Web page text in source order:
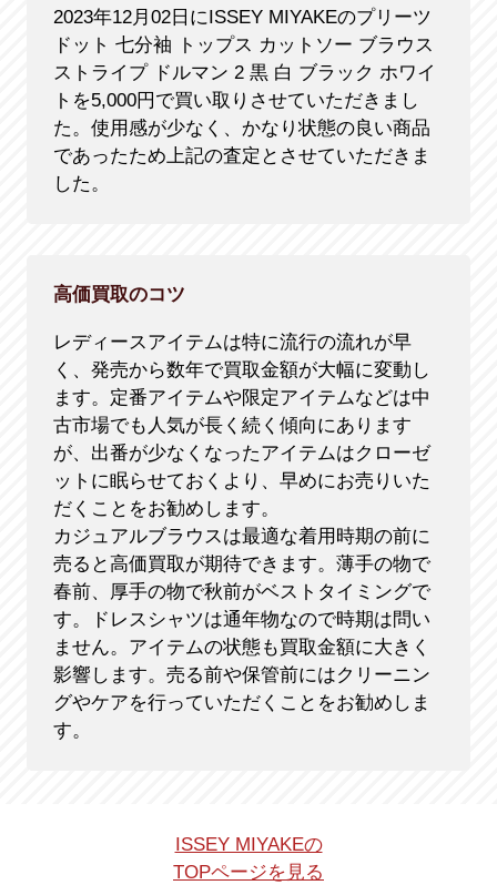
2023年12月02日にISSEY MIYAKEのプリーツ
ドット 七分袖 トップス カットソー ブラウス
ストライプ ドルマン 2 黒 白 ブラック ホワイ
トを5,000円で買い取りさせていただきまし
た。使用感が少なく、かなり状態の良い商品
であったため上記の査定とさせていただきま
した。
高価買取のコツ
レディースアイテムは特に流行の流れが早
く、発売から数年で買取金額が大幅に変動し
ます。定番アイテムや限定アイテムなどは中
古市場でも人気が長く続く傾向にあります
が、出番が少なくなったアイテムはクローゼ
ットに眠らせておくより、早めにお売りいた
だくことをお勧めします。
カジュアルブラウスは最適な着用時期の前に
売ると高価買取が期待できます。薄手の物で
春前、厚手の物で秋前がベストタイミングで
す。ドレスシャツは通年物なので時期は問い
ません。アイテムの状態も買取金額に大きく
影響します。売る前や保管前にはクリーニン
グやケアを行っていただくことをお勧めしま
す。
ISSEY MIYAKEの
TOPページを見る